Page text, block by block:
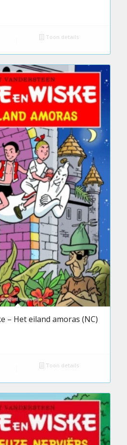
Toon details
– Het eiland amoras (NC)
Toon details